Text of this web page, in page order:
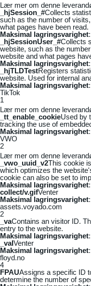
Lær mer om denne
_hjSession_#Collects
such as the number of
what pages have been read.
Maksimal lagringsvarighet
_hjSessionUser_#Collects
website, such as the
website and what pages
Maksimal lagringsvarighet
_hjTLDTestRegisters
website. Used for internal
Maksimal lagringsvarighet
TikTok
1
Lær mer om denne
_tt_enable_cookieUsed by
tracking the use of
Maksimal lagringsvarighet
VWO
2
Lær mer om denne
_vwo_uuid_v2This cookie
which optimizes the
cookie can also be set to
Maksimal lagringsvarighet
collect/v.gifVenter
Maksimal lagringsvarighet
assets.voyado.com
2
_vaContains an visitor ID.
entry to the website.
Maksimal lagringsvarighet
_vaIVenter
Maksimal lagringsvarighet
floyd.no
4
FPAUAssigns a specific ID
determine the number of